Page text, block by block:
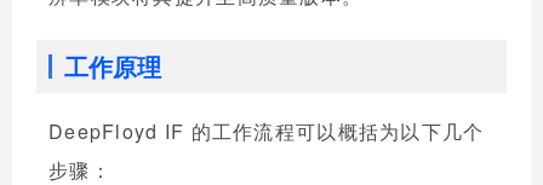
工作原理
DeepFloyd IF 的工作流程可以概括为以下几个
步骤：